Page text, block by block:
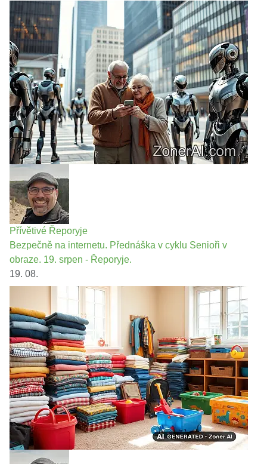
Přívětivé Řeporyje
Bezpečně na internetu. Přednáška v cyklu Senioři v
obraze. 19. srpen - Řeporyje.
19. 08.